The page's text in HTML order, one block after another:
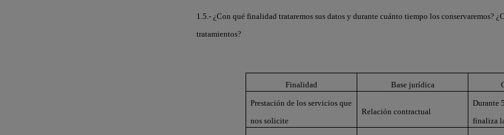
1.5.- ¿Con qué finalidad trataremos sus datos y durante cuánto tiempo los conservaremos?
tratamientos?
Finalidad Base jurídica
Prestación de los servicios que
nos solicite
Relación contractual
Durante
finaliza